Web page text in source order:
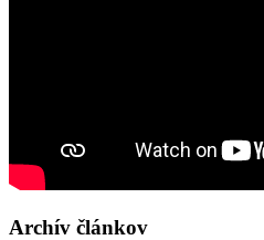
Archív článkov